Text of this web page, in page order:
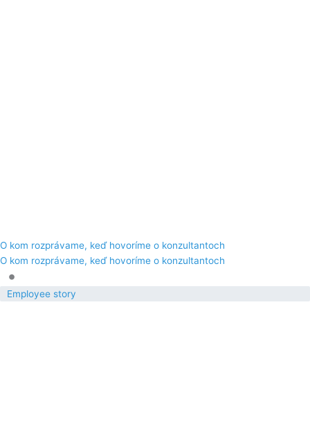
O kom rozprávame, keď hovoríme o konzultantoch
O kom rozprávame, keď hovoríme o konzultantoch
•
Employee story